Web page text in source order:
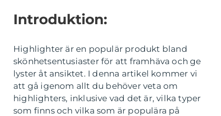
Introduktion:
Highlighter är en populär produkt bland
skönhetsentusiaster för att framhäva och ge
lyster åt ansiktet. I denna artikel kommer vi
att gå igenom allt du behöver veta om
highlighters, inklusive vad det är, vilka typer
som finns och vilka som är populära på